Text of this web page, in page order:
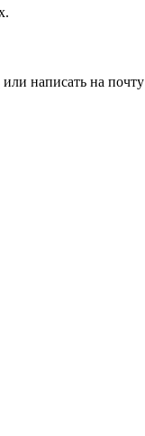
или написать на почту